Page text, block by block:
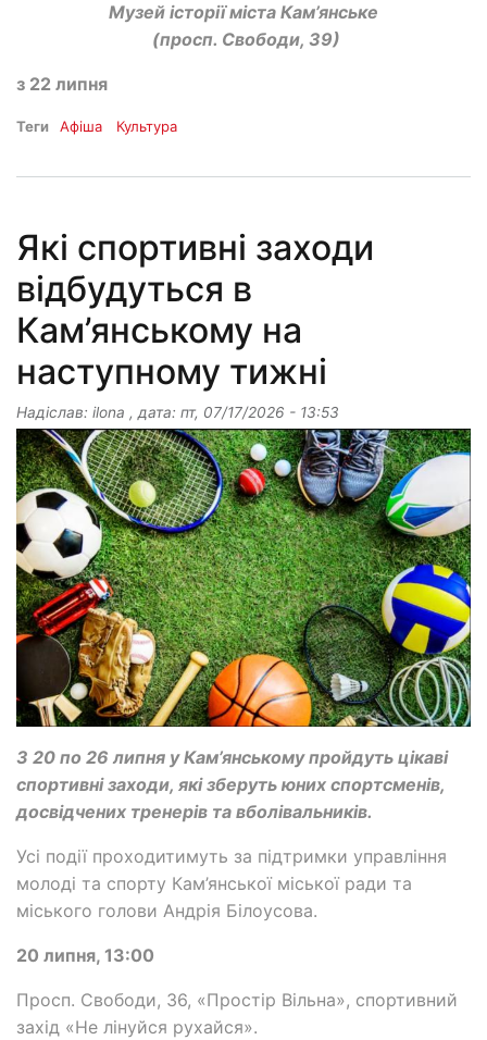
Музей історії міста Кам’янське
(просп. Свободи, 39)
з 22 липня
Теги Афіша Культура
Які спортивні заходи
відбудуться в
Кам’янському на
наступному тижні
Надіслав: ilona , дата: пт, 07/17/2026 - 13:53
З 20 по 26 липня у Кам’янському пройдуть цікаві
спортивні заходи, які зберуть юних спортсменів,
досвідчених тренерів та вболівальників.
Усі події проходитимуть за підтримки управління
молоді та спорту Кам’янської міської ради та
міського голови Андрія Білоусова.
20 липня, 13:00
Просп. Свободи, 36, «Простір Вільна», спортивний
захід «Не лінуйся рухайся».